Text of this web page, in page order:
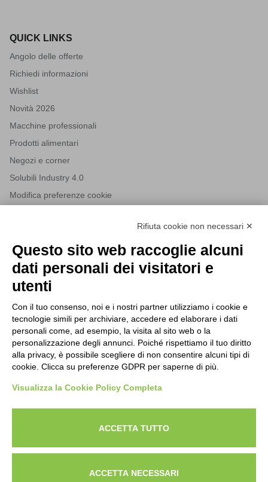
QUICK LINKS
Angolo delle offerte
Richiedi informazioni
Wishlist
Novità 2026
Macchine professionali
Prodotti alimentari
Negozi e corner
Solubili Industry 4.0
Modifica preferenze cookie
NEWSLETTER
Iscriviti alla nostra newsletter per rimanere sempre aggiornato
sulle novità del mondo HORECA e per ricevere offerte esclusive.
Acconsento al trattamento dei dati personali come specificato
nella nostra privacy policy.
Registrati
Cerca nel sito Lavora con noi Privacy Policy
ISCRIVITI ALLA NEWSLETTER
Tutti i nuovi prodotti in anteprima e offerte esclusive.
Acconsento al trattamento dei dati personali come
Iscriviti
Rifiuta cookie non necessari ✕
Questo sito web raccoglie alcuni
dati personali dei visitatori e
utenti
Con il tuo consenso, noi e i nostri partner utilizziamo i cookie e
tecnologie simili per archiviare, accedere ed elaborare i dati
personali come, ad esempio, la visita al sito web o la
personalizzazione degli annunci. Poiché rispettiamo il tuo diritto
alla privacy, è possibile scegliere di non consentire alcuni tipi di
cookie. Clicca su preferenze GDPR per saperne di più.
Visualizza la Cookie Policy Completa
ACCETTA TUTTO
ACCETTA NECESSARI